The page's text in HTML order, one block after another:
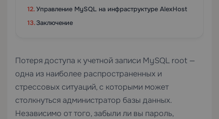
Управление MySQL на инфраструктуре AlexHost
Заключение
Потеря доступа к учетной записи MySQL root —
одна из наиболее распространенных и
стрессовых ситуаций, с которыми может
столкнуться администратор базы данных.
Независимо от того, забыли ли вы пароль,